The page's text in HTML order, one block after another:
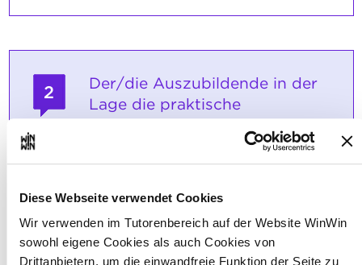
Diese Webseite verwendet Cookies
Wir verwenden im Tutorenbereich auf der Website WinWin
sowohl eigene Cookies als auch Cookies von
Drittanbietern, um die einwandfreie Funktion der Seite zu
2
Der/die Auszubildende in der
Lage die praktische
Angebote ausführlich
vorzustellen und aufzuzeigen,
Maximale Punktzahl: 24